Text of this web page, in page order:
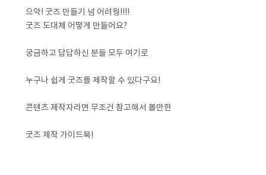
으악! 굿즈 만들기 넘 어려웡!!!!
굿즈 도대체 어떻게 만들어요?
궁금하고 답답하신 분들 모두 여기로
누구나 쉽게 굿즈를 제작할 수 있다구요!
콘텐츠 제작자라면 무조건 참고해서 볼만한
굿즈 제작 가이드북!